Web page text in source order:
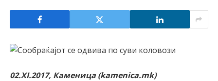
02.XI.2017, Каменица (kamenica.mk)